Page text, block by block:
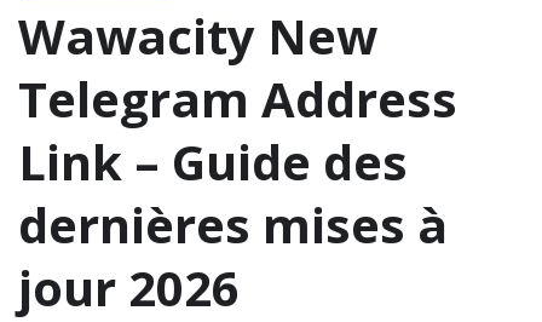
Wawacity New
Telegram Address
Link – Guide des
dernières mises à
jour 2026